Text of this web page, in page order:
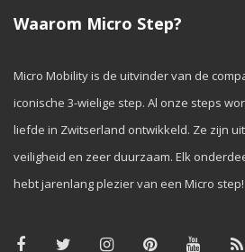
Waarom Micro Step?
Micro Mobility is de uitvinder van de
iconische 3-wielige step. Al onze steps
liefde in Zwitserland ontwikkeld. Ze zijn
veiligheid en zeer duurzaam. Elk
hebt jarenlang plezier van een Micro step!